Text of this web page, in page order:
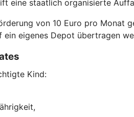
eine staatlich organisierte
von 10 Euro pro
eigenes Depot übertragen
Kind: